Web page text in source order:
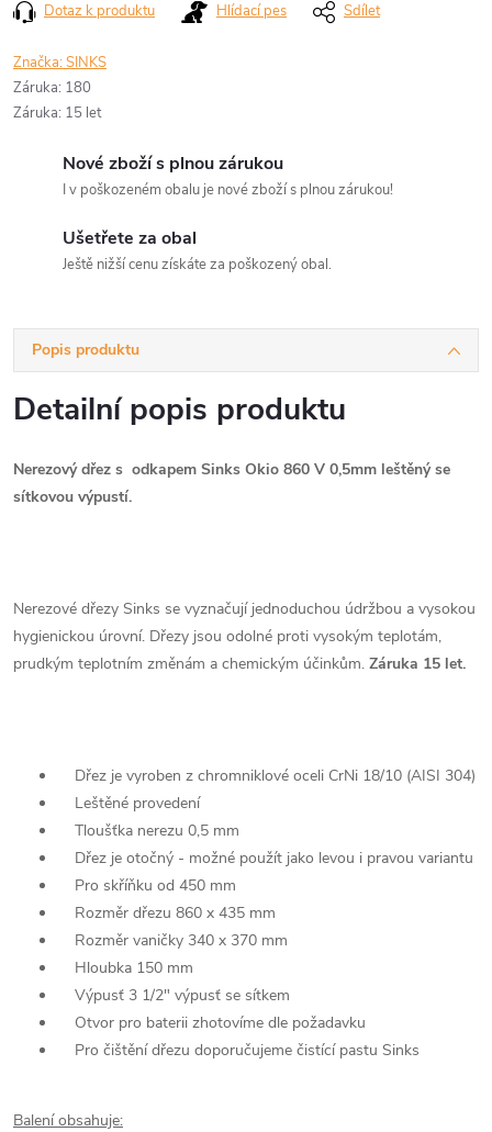
Dotaz k produktu Hlídací pes Sdílet
Značka:SINKS
Záruka: 180
Záruka: 15 let
Nové zboží s plnou zárukou
I v poškozeném obalu je nové zboží s plnou zárukou!
Ušetřete za obal
Ještě nižší cenu získáte za poškozený obal.
Popis produktu
Detailní popis produktu
Nerezový dřez s odkapem Sinks Okio 860 V 0,5mm leštěný se
sítkovou výpustí.
Nerezové dřezy Sinks se vyznačují jednoduchou údržbou a vysokou
hygienickou úrovní. Dřezy jsou odolné proti vysokým teplotám,
prudkým teplotním změnám a chemickým účinkům. Záruka 15 let.
Dřez je vyroben z chromniklové oceli CrNi 18/10 (AISI 304)
Leštěné provedení
Tloušťka nerezu 0,5 mm
Dřez je otočný - možné použít jako levou i pravou variantu
Pro skříňku od 450 mm
Rozměr dřezu 860 x 435 mm
Rozměr vaničky 340 x 370 mm
Hloubka 150 mm
Výpusť 3 1/2" výpusť se sítkem
Otvor pro baterii zhotovíme dle požadavku
Pro čištění dřezu doporučujeme čistící pastu Sinks
Balení obsahuje: